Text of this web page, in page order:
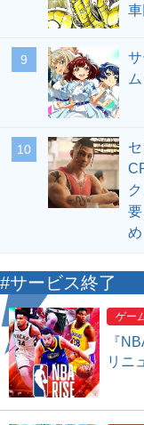
9
10
め
#サービス終了
ゲー
『
リニ